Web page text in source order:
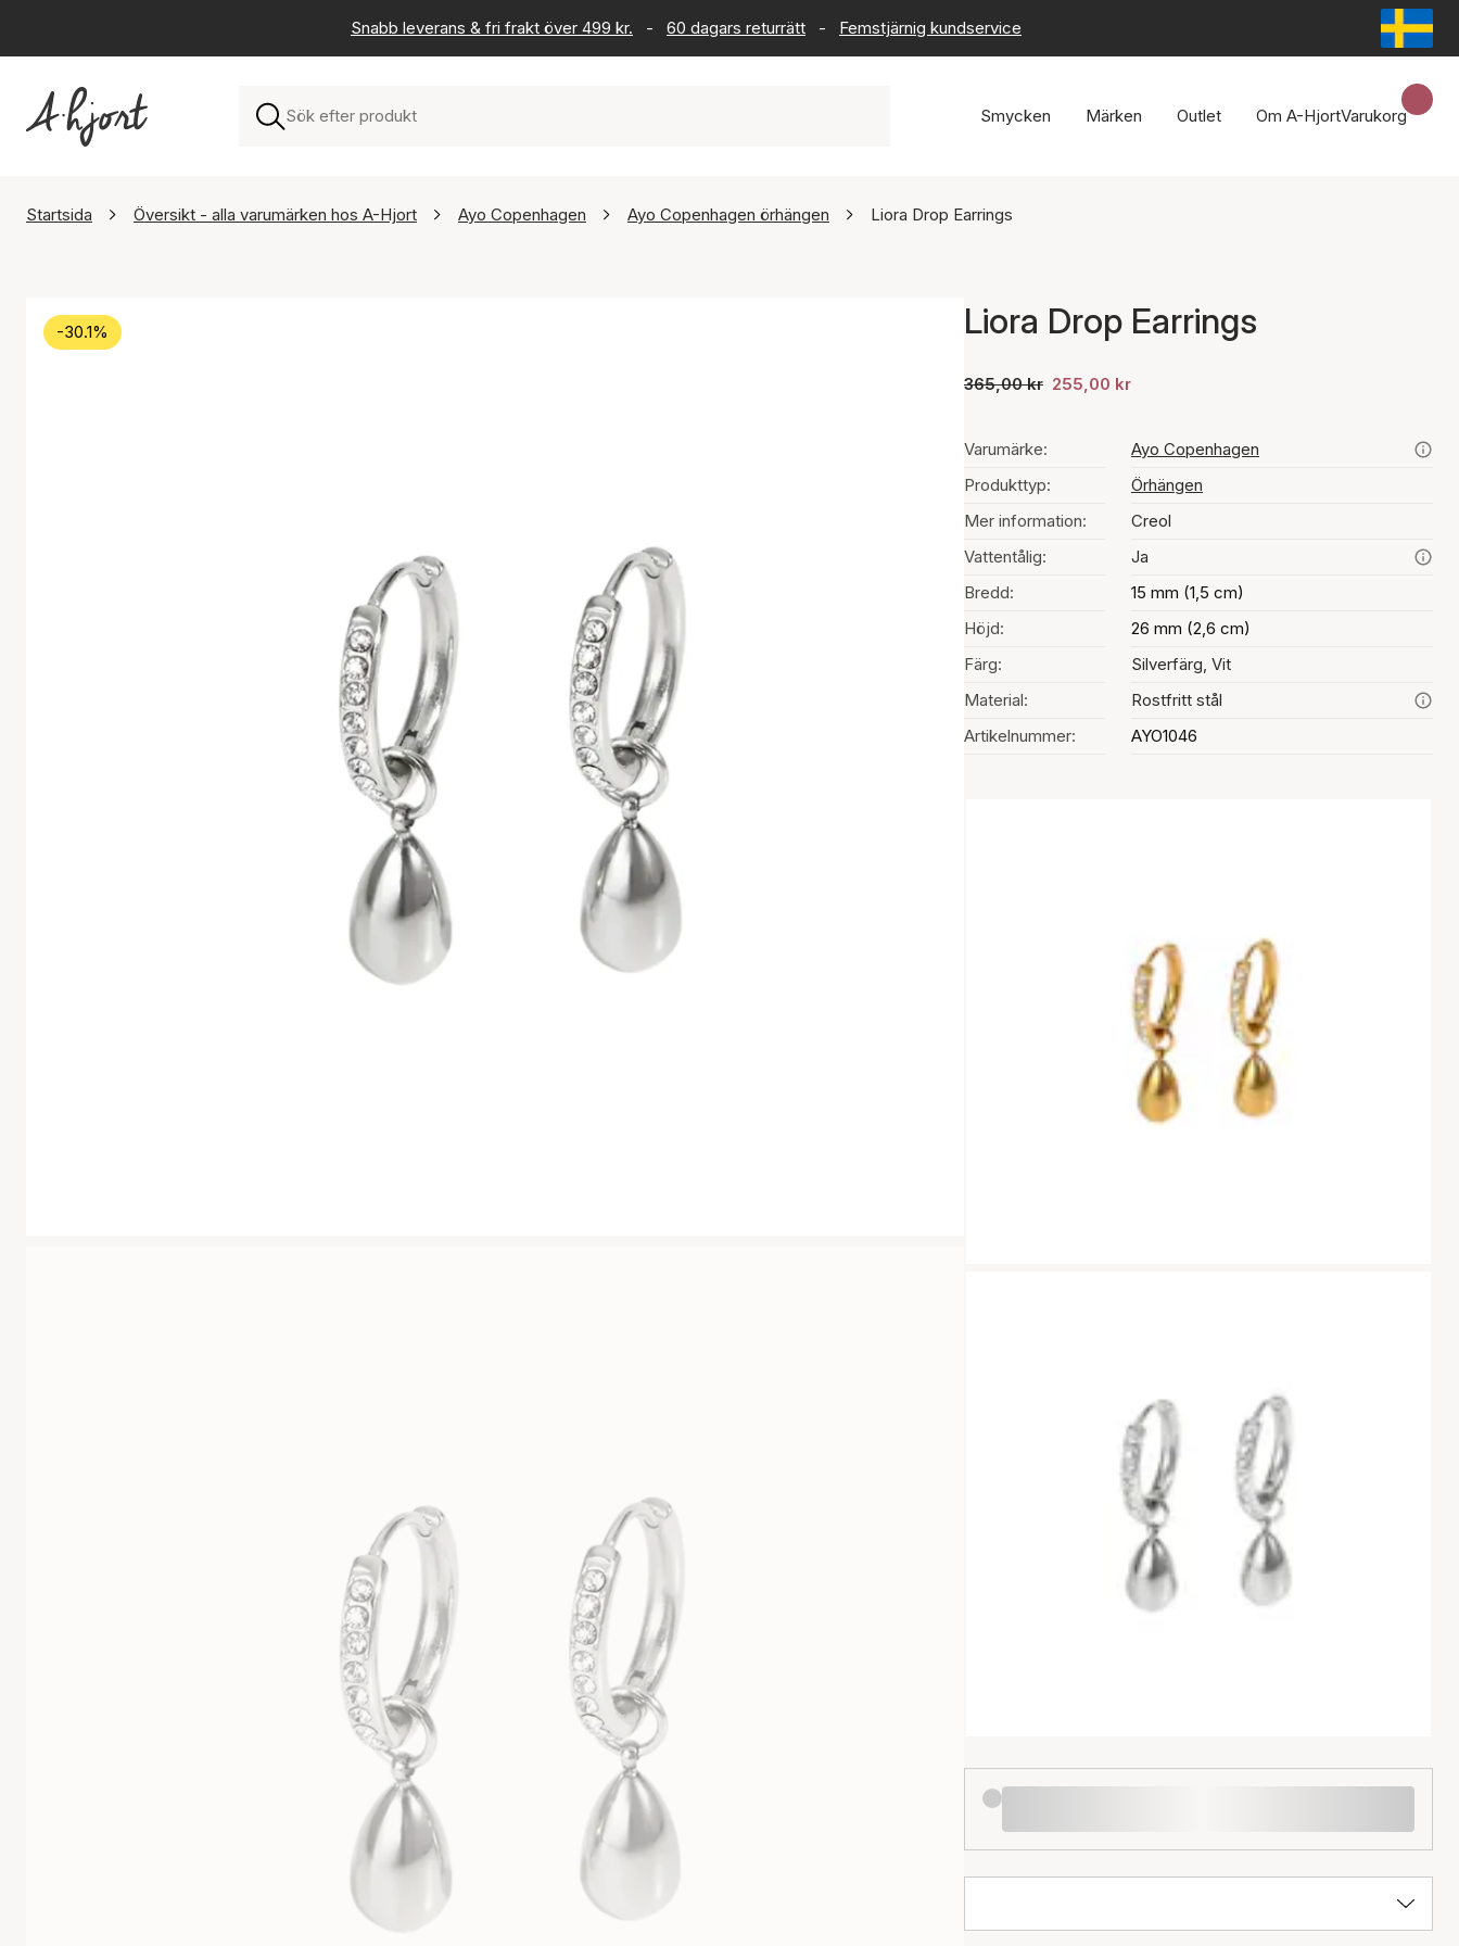
Snabb leverans & fri frakt över 499 kr. - 60 dagars returrätt - Femstjärnig kundservice
Smycken Märken Outlet Om A-HjortVarukorg
Startsida Översikt - alla varumärken hos A-Hjort Ayo Copenhagen Ayo Copenhagen örhängen Liora Drop Earrings
-30.1% Liora Drop Earrings
365,00 kr 255,00 kr
Varumärke:
Ayo Copenhagen
Produkttyp:
Örhängen
Mer information:
Creol
Vattentålig:
Ja
Bredd:
15 mm (1,5 cm)
Höjd:
26 mm (2,6 cm)
Färg:
Silverfärg, Vit
Material:
Rostfritt stål
Artikelnummer:
AYO1046